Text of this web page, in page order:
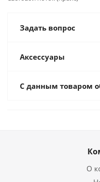
Задать вопрос
Аксессуары
С данным товаром
О